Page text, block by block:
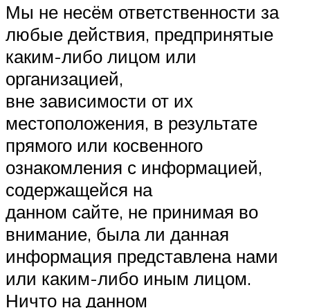
Мы не несём ответственности за
любые действия, предпринятые
каким-либо лицом или
организацией,
вне зависимости от их
местоположения, в результате
прямого или косвенного
ознакомления с информацией,
содержащейся на
данном сайте, не принимая во
внимание, была ли данная
информация представлена нами
или каким-либо иным лицом.
Ничто на данном